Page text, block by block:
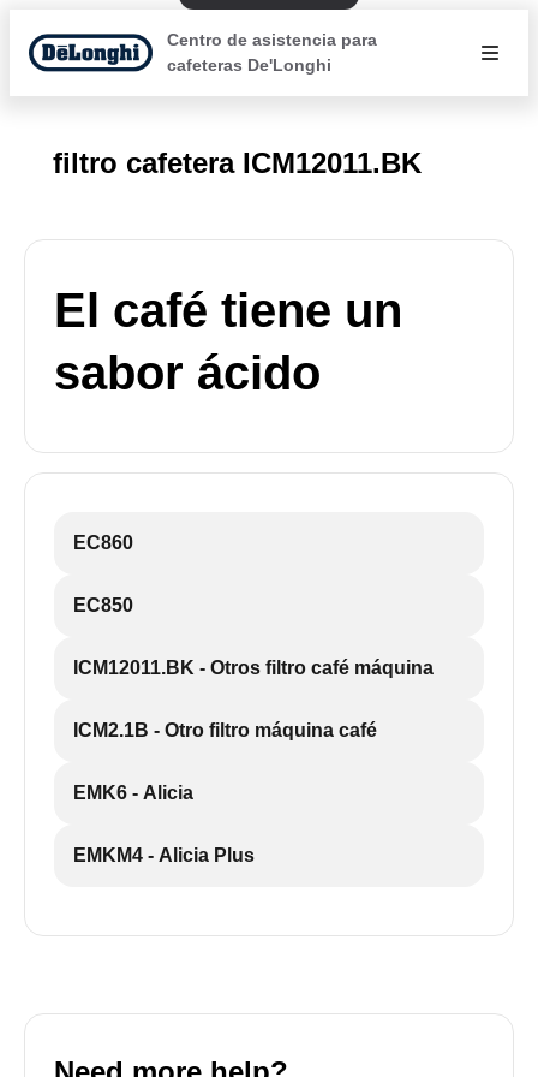
Centro de asistencia para
cafeteras De'Longhi
filtro cafetera ICM12011.BK
El café tiene un
sabor ácido
EC860
EC850
ICM12011.BK - Otros filtro café máquina
ICM2.1B - Otro filtro máquina café
EMK6 - Alicia
EMKM4 - Alicia Plus